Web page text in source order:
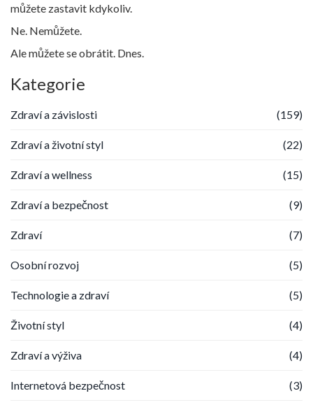
můžete zastavit kdykoliv.
Ne. Nemůžete.
Ale můžete se obrátit. Dnes.
Kategorie
Zdraví a závislosti (159)
Zdraví a životní styl (22)
Zdraví a wellness (15)
Zdraví a bezpečnost (9)
Zdraví (7)
Osobní rozvoj (5)
Technologie a zdraví (5)
Životní styl (4)
Zdraví a výživa (4)
Internetová bezpečnost (3)